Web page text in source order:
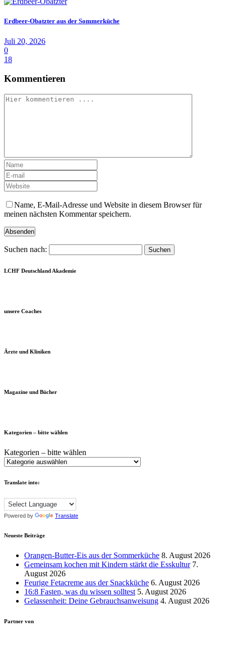
Erdbeer-Obatzter aus der Sommerküche
Juli 20, 2026
0
18
Kommentieren
Name, E-Mail-Adresse und Website in diesem Browser für
meinen nächsten Kommentar speichern.
Suchen nach:
LCHF Deutschland Akademie
unsere Coaches
Ärzte und Kliniken
Magazine und Bücher
Kategorien – bitte wählen
Kategorien – bitte wählen
Translate into:
Powered by Translate
Neueste Beiträge
Orangen-Butter-Eis aus der Sommerküche 8. August 2026
Gemeinsam kochen mit Kindern stärkt die Esskultur 7.
August 2026
Feurige Fetacreme aus der Snackküche 6. August 2026
16:8 Fasten, was du wissen solltest 5. August 2026
Gelassenheit: Deine Gebrauchsanweisung 4. August 2026
Partner von